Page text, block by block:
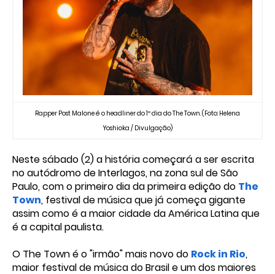
Rapper Post Malone é o headliner do 1º dia do The Town. (Foto: Helena
Yoshioka / Divulgação)
Neste sábado (2) a história começará a ser escrita
no autódromo de Interlagos, na zona sul de São
Paulo, com o primeiro dia da primeira edição do The
Town, festival de música que já começa gigante
assim como é a maior cidade da América Latina que
é a capital paulista.
O The Town é o "irmão" mais novo do Rock in Rio,
maior festival de música do Brasil e um dos maiores